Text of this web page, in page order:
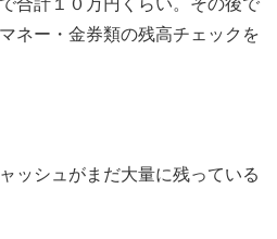
合計１０万円くらい。その後で
ネー・金券類の残高チェックを
ッシュがまだ大量に残っている